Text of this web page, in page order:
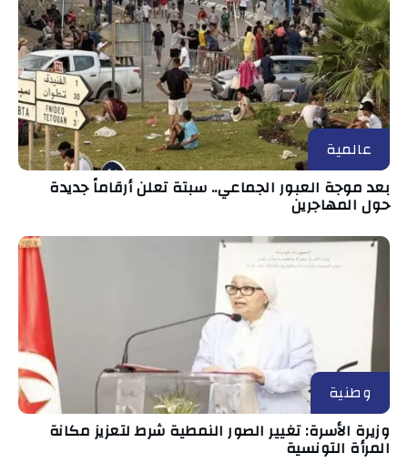
عالمية
بعد موجة العبور الجماعي.. سبتة تعلن أرقاماً جديدة
حول المهاجرين
وطنية
وزيرة الأسرة: تغيير الصور النمطية شرط لتعزيز مكانة
المرأة التونسية